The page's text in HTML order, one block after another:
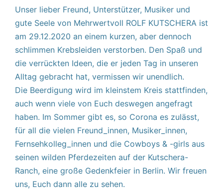
Unser lieber Freund, Unterstützer, Musiker und
gute Seele von Mehrwertvoll ROLF KUTSCHERA ist
am 29.12.2020 an einem kurzen, aber dennoch
schlimmen Krebsleiden verstorben. Den Spaß und
die verrückten Ideen, die er jeden Tag in unseren
Alltag gebracht hat, vermissen wir unendlich.
Die Beerdigung wird im kleinstem Kreis stattfinden,
auch wenn viele von Euch deswegen angefragt
haben. Im Sommer gibt es, so Corona es zulässt,
für all die vielen Freund_innen, Musiker_innen,
Fernsehkolleg_innen und die Cowboys & -girls aus
seinen wilden Pferdezeiten auf der Kutschera-
Ranch, eine große Gedenkfeier in Berlin. Wir freuen
uns, Euch dann alle zu sehen.